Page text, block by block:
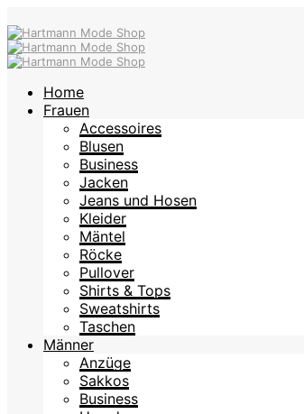
Home
Frauen
Accessoires
Blusen
Business
Jacken
Jeans und Hosen
Kleider
Mäntel
Röcke
Pullover
Shirts & Tops
Sweatshirts
Taschen
Männer
Anzüge
Sakkos
Business